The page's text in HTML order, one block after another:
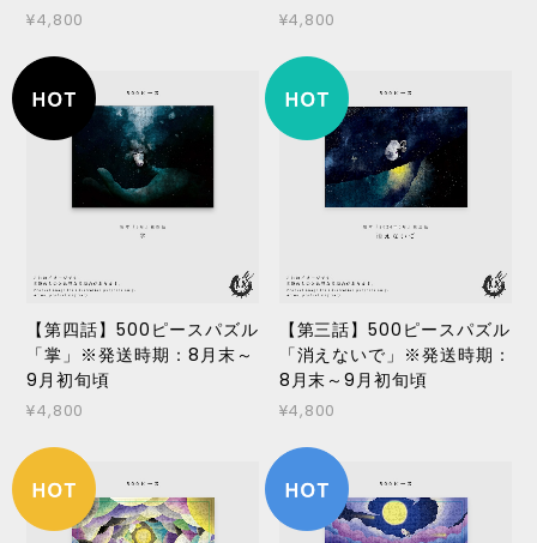
¥4,800 ¥4,800
【第四話】500ピースパズル
「掌」※発送時期：8月末～
9月初旬頃
¥4,800
【第三話】500ピースパズル
「消えないで」※発送時期：
8月末～9月初旬頃
¥4,800